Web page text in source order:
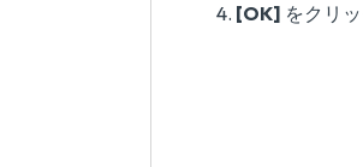
[OK] をクリ